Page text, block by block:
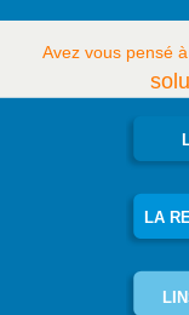
Avez vous pensé
LA